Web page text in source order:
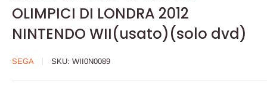
OLIMPICI DI LONDRA 2012
NINTENDO WII(usato)(solo dvd)
SEGA SKU: WII0N0089